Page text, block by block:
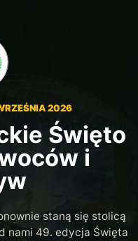
2026
Święto
i
staną się stolicą
nami 49. edycja Święta